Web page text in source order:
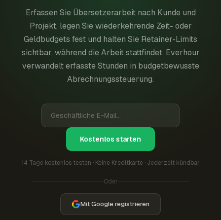
Erfassen Sie Übersetzerarbeit nach Kunde und
Projekt, legen Sie wiederkehrende Zeit- oder
Geldbudgets fest und halten Sie Retainer-Limits
sichtbar, während die Arbeit stattfindet. Everhour
verwandelt erfasste Stunden in budgetbewusste
Abrechnungssteuerung.
Kostenlos starten
14 Tage kostenlos testen · Keine Kreditkarte · Jederzeit kündbar
Oder
Mit Google registrieren